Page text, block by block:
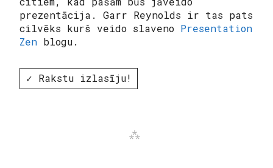
prezentācija. Garr Reynolds ir tas pats
cilvēks kurš veido slaveno Presentation
Zen blogu.
✓ Rakstu izlasīju!